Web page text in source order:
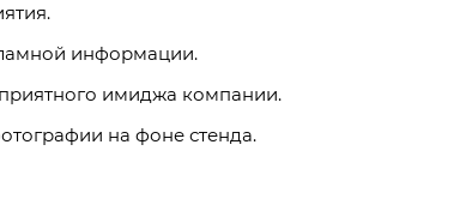
информации.
имиджа компании.
на фоне стенда.